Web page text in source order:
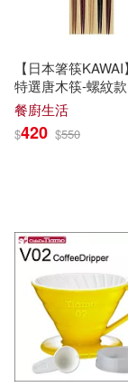
林希陶(1)
柯佩岑(1)
柯尊紅主編
梨花顏(1)
北京時代
北京美術攝
北京體育大
印刷工業出
古吳軒出版
台中市立
【日本箸筷
特選唐木筷-螺紋
木/鐵刀木/黑檀木/
木)
餐廚生活
$420 $550